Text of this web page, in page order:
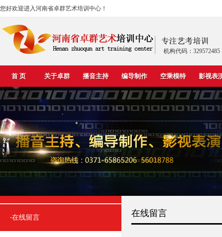
您好欢迎进入河南省卓群艺术培训中心！
机构代码：329572485
首 页 关于卓群 播音主持 编导制作 空乘模特 影视表
·在线留言 在线留言